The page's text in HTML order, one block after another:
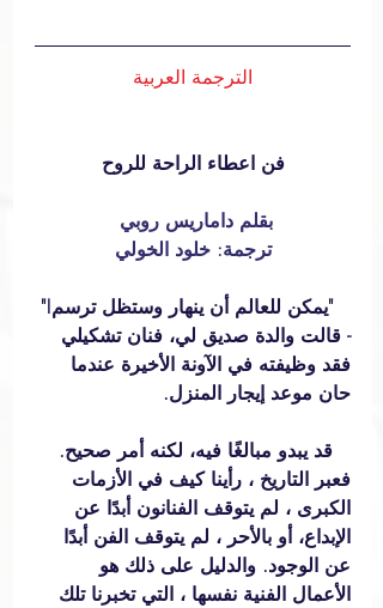
الترجمة العربية
فن اعطاء الراحة للروح
بقلم داماريس روبي
ترجمة: خلود الخولي
   "يمكن للعالم أن ينهار وستظل ترسم!"
- قالت والدة صديق لي، فنان تشكيلي
فقد وظيفته في الآونة الأخيرة عندما
حان موعد إيجار المنزل.
   قد يبدو مبالغًا فيه، لكنه أمر صحيح.
فعبر التاريخ ، رأينا كيف في الأزمات
الكبرى ، لم يتوقف الفنانون أبدًا عن
الإبداع، أو بالأحر ، لم يتوقف الفن أبدًا
عن الوجود. والدليل على ذلك هو
الأعمال الفنية نفسها ، التي تخبرنا تلك